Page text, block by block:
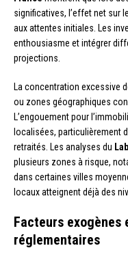
significatives, l’effet net sur
aux attentes initiales. Les
enthousiasme et intégrer
projections.
La concentration excessive
ou zones géographiques
L’engouement pour
localisées, particulièrement
retraités. Les analyses du
plusieurs zones à risque,
dans certaines villes
locaux atteignent déjà des
Facteurs
réglementaires